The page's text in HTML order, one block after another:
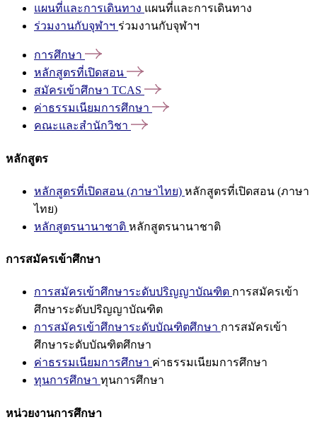
แผนที่และการเดินทาง แผนที่และการเดินทาง
ร่วมงานกับจุฬาฯ ร่วมงานกับจุฬาฯ
การศึกษา
หลักสูตรที่เปิดสอน
สมัครเข้าศึกษา TCAS
ค่าธรรมเนียมการศึกษา
คณะและสำนักวิชา
หลักสูตร
หลักสูตรที่เปิดสอน (ภาษาไทย) หลักสูตรที่เปิดสอน (ภาษา
ไทย)
หลักสูตรนานาชาติ หลักสูตรนานาชาติ
การสมัครเข้าศึกษา
การสมัครเข้าศึกษาระดับปริญญาบัณฑิต การสมัครเข้า
ศึกษาระดับปริญญาบัณฑิต
การสมัครเข้าศึกษาระดับบัณฑิตศึกษา การสมัครเข้า
ศึกษาระดับบัณฑิตศึกษา
ค่าธรรมเนียมการศึกษา ค่าธรรมเนียมการศึกษา
ทุนการศึกษา ทุนการศึกษา
หน่วยงานการศึกษา